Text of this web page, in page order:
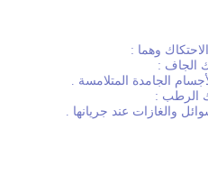
وهما :
الجامدة المتلامسة .
والغازات عند جريانها .